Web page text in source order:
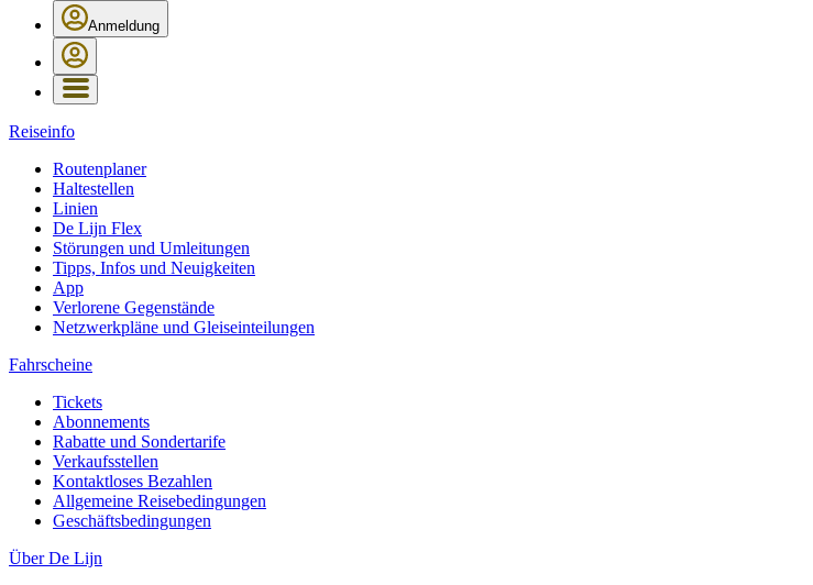
Anmeldung
Reiseinfo
Routenplaner
Haltestellen
Linien
De Lijn Flex
Störungen und Umleitungen
Tipps, Infos und Neuigkeiten
App
Verlorene Gegenstände
Netzwerkpläne und Gleiseinteilungen
Fahrscheine
Tickets
Abonnements
Rabatte und Sondertarife
Verkaufsstellen
Kontaktloses Bezahlen
Allgemeine Reisebedingungen
Geschäftsbedingungen
Über De Lijn